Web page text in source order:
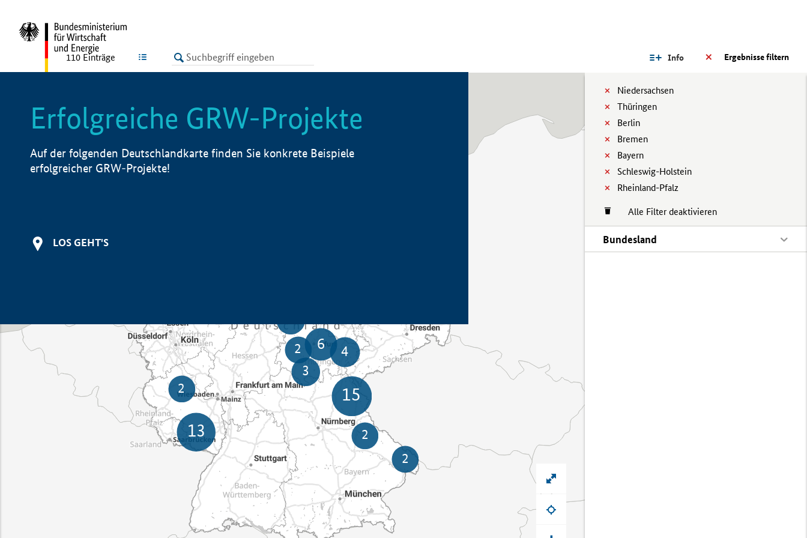
LISTE Ergebnisse filtern
Info
Niedersachsen
Thüringen
Berlin
Bremen
Bayern
Schleswig-Holstein
Rheinland-Pfalz
Alle Filter deaktivieren
Bundesland
110 Einträge
Erfolgreiche GRW-Projekte
Auf der folgenden Deutschlandkarte finden Sie konkrete Beispiele
erfolgreicher GRW-Projekte!
LOS GEHT'S